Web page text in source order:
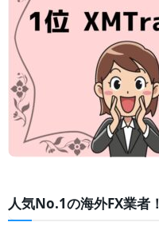
人気No.1の海外FX業者！